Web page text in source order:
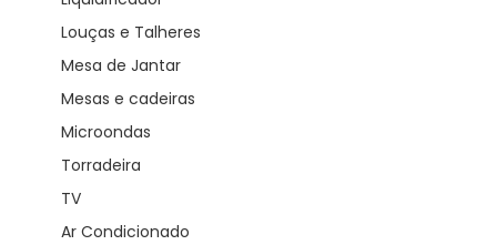
Louças e Talheres
Mesa de Jantar
Mesas e cadeiras
Microondas
Torradeira
TV
Ar Condicionado